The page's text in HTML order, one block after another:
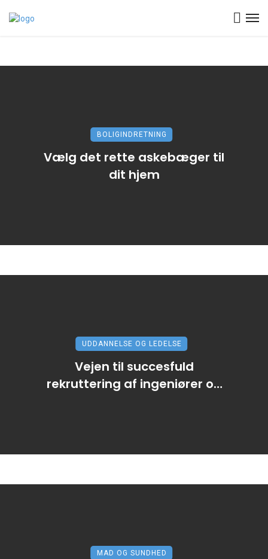
BOLIGINDRETNING
Vælg det rette askebæger til
dit hjem
UDDANNELSE OG LEDELSE
Vejen til succesfuld
rekruttering af ingeniører og
MAD OG SUNDHED